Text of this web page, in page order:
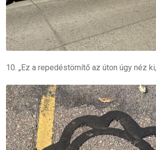
10. „Ez a repedéstömítő az úton úgy néz